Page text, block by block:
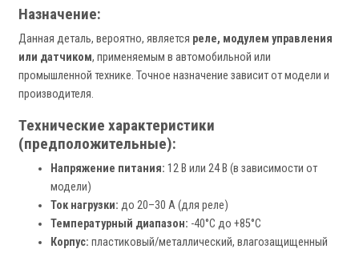
Назначение:
Данная деталь, вероятно, является реле, модулем управления
или датчиком, применяемым в автомобильной или
промышленной технике. Точное назначение зависит от модели и
производителя.
Технические характеристики
(предположительные):
Напряжение питания: 12 В или 24 В (в зависимости от
модели)
Ток нагрузки: до 20–30 А (для реле)
Температурный диапазон: -40°C до +85°C
Корпус: пластиковый/металлический, влагозащищенный